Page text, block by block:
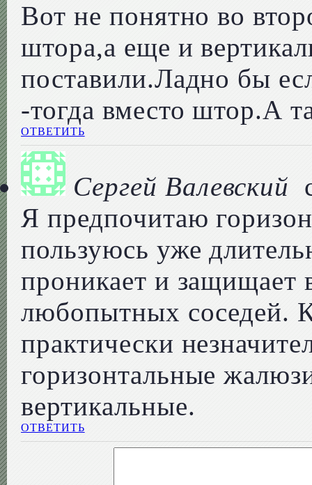
Вот не понятно во
штора,а еще и
поставили.Ладно бы
-тогда вместо штор.А
ОТВЕТИТЬ
Сергей Валевский
Я предпочитаю
пользуюсь уже
проникает и защищает
любопытных соседей.
практически
горизонтальные
вертикальные.
ОТВЕТИТЬ